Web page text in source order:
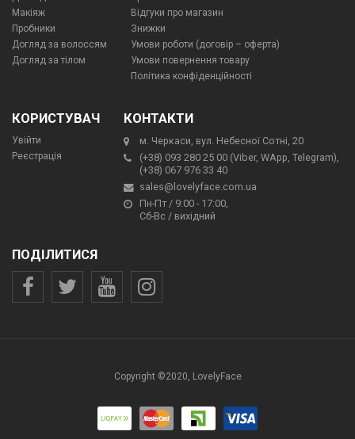
Макіяж
Пробники
Догляд за волоссям
Догляд за тілом
Відгуки про магазин
Знижки
Умови роботи (договір – оферта)
Умови повернення товару
Політика конфіденційності
КОРИСТУВАЧ
Увійти
Реєстрація
КОНТАКТИ
м. Черкаси, вул. Небесної Сотні, 20
(+38) 093 280 25 00 (Viber, WApp, Telegram),
(+38) 067 976 33 40
sales@lovelyface.com.ua
Пн-Пт / 9:00 - 17:00,
Сб-Вс / вихідний
ПОДІЛИТИСЯ
Copyright ©2020, LovelyFace